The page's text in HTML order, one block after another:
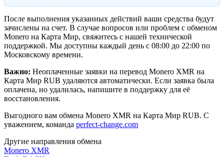
После выполнения указанных действий ваши средства будут
зачислены на счет. В случае вопросов или проблем с обменом
Monero на Карта Мир, свяжитесь с нашей технической
поддержкой. Мы доступны каждый день с 08:00 до 22:00 по
Московскому времени.
Важно: Неоплаченные заявки на перевод Monero XMR на
Карта Мир RUB удаляются автоматически. Если заявка была
оплачена, но удалилась, напишите в поддержку для её
восстановления.
Выгодного вам обмена Monero XMR на Карта Мир RUB. С
уважением, команда perfect-change.com
Другие направления обмена
Monero XMR